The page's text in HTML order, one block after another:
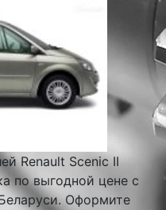
Renault Scenic II
по выгодной цене с
Оформите